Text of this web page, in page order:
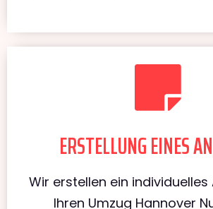
ERSTELLUNG EINES
Wir erstellen ein
Ihren Umzug Hannover